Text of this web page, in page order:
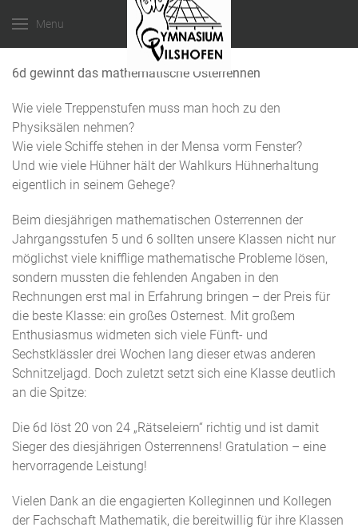
Menu
6d gewinnt das mathematische Osterrennen
Wie viele Treppenstufen muss man hoch zu den
Physiksälen nehmen?
Wie viele Schiffe stehen in der Mensa vorm Fenster?
Und wie viele Hühner hält der Wahlkurs Hühnerhaltung
eigentlich in seinem Gehege?
Beim diesjährigen mathematischen Osterrennen der
Jahrgangsstufen 5 und 6 sollten unsere Klassen nicht nur
möglichst viele knifflige mathematische Probleme lösen,
sondern mussten die fehlenden Angaben in den
Rechnungen erst mal in Erfahrung bringen – der Preis für
die beste Klasse: ein großes Osternest. Mit großem
Enthusiasmus widmeten sich viele Fünft- und
Sechstklässler drei Wochen lang dieser etwas anderen
Schnitzeljagd. Doch zuletzt setzt sich eine Klasse deutlich
an die Spitze:
Die 6d löst 20 von 24 „Rätseleiern“ richtig und ist damit
Sieger des diesjährigen Osterrennens! Gratulation – eine
hervorragende Leistung!
Vielen Dank an die engagierten Kolleginnen und Kollegen
der Fachschaft Mathematik, die bereitwillig für ihre Klassen